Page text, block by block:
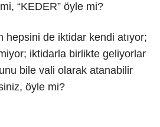
“KEDER” öyle mi?
hepsini de iktidar kendi atıyor;
iktidarla birlikte geliyorlar
bile vali olarak atanabilir
öyle mi?